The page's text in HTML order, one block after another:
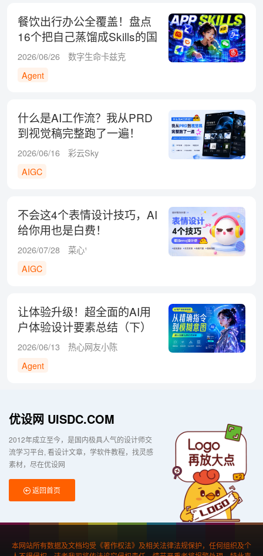
餐饮出行办公全覆盖！盘点
16个把自己蒸馏成Skills的国
民级App
2026/06/26
数字生命卡兹克
Agent
什么是AI工作流？我从PRD
到视觉稿完整跑了一遍！
2026/06/16
彩云Sky
AIGC
不会这4个表情设计技巧，AI
给你用也是白费！
2026/07/28
菜心¹
AIGC
让体验升级！超全面的AI用
户体验设计要素总结（下）
2026/06/13
热心网友小陈
Agent
优设网 UISDC.COM
2012年成立至今，是国内极具人气的设计师交
流学习平台 看设计文章，学软件教程，找灵感
素材，尽在优设网
返回首页
本网站所有数据及文档均受《著作权法》及相关法律法规保护，任何组织及个